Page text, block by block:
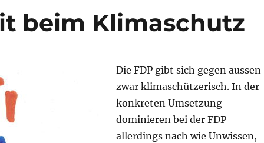
beim Klimaschutz
Die FDP gibt sich gegen aussen
zwar klimaschützerisch. In der
konkreten Umsetzung
dominieren bei der FDP
allerdings nach wie Unwissen,